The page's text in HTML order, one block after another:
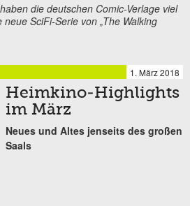
die deutschen Comic-Verlage viel
SciFi-Serie von „The Walking
1. März 2018
Heimkino-Highlights
im März
Neues und Altes jenseits des großen
Saals